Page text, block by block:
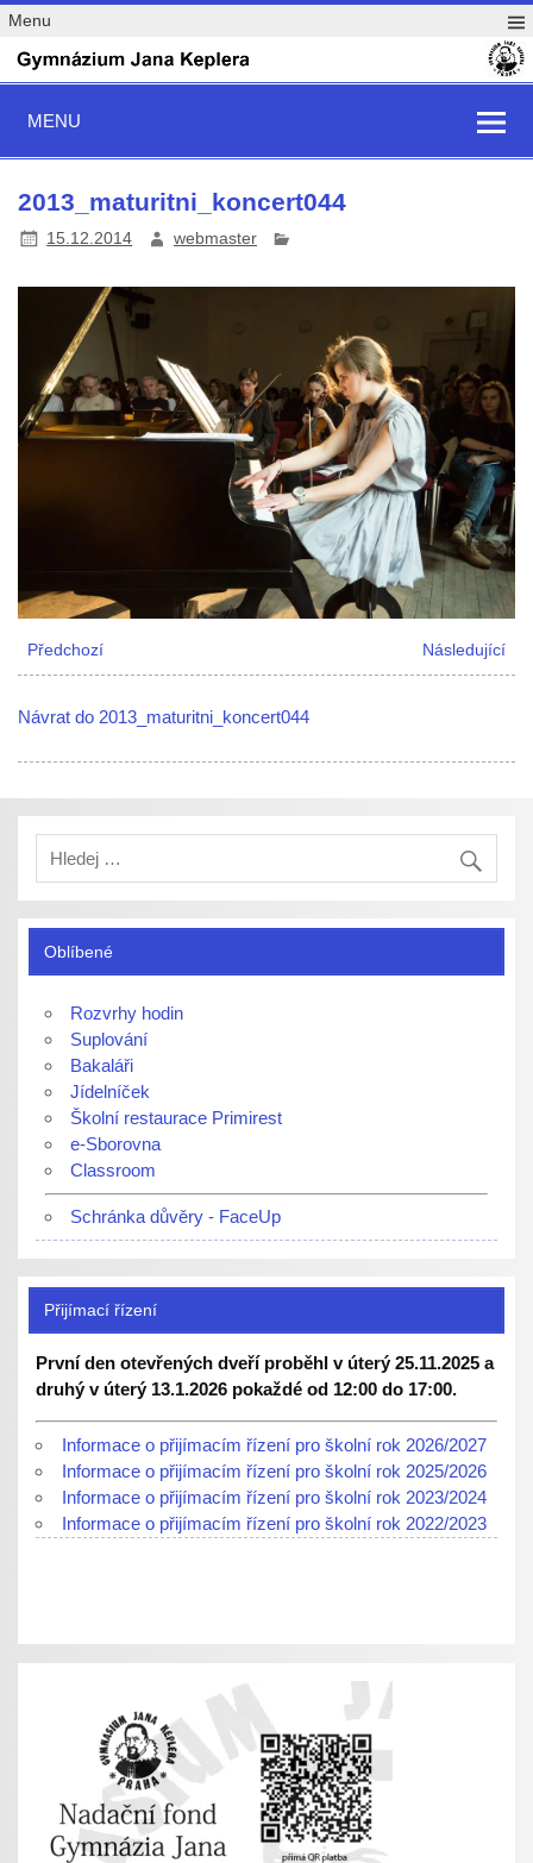
Menu
MENU
2013_maturitni_koncert044
15.12.2014 webmaster
Předchozí Následující
Návrat do 2013_maturitni_koncert044
Oblíbené
Rozvrhy hodin
Suplování
Bakaláři
Jídelníček
Školní restaurace Primirest
e-Sborovna
Classroom
Schránka důvěry - FaceUp
Přijímací řízení
První den otevřených dveří proběhl v úterý 25.11.2025 a
druhý v úterý 13.1.2026 pokaždé od 12:00 do 17:00.
Informace o přijímacím řízení pro školní rok 2026/2027
Informace o přijímacím řízení pro školní rok 2025/2026
Informace o přijímacím řízení pro školní rok 2023/2024
Informace o přijímacím řízení pro školní rok 2022/2023